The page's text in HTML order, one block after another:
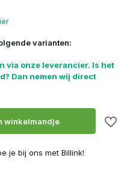
varianten:
via onze leverancier. Is het
Dan nemen wij direct
winkelmandje
je bij ons met Billink!